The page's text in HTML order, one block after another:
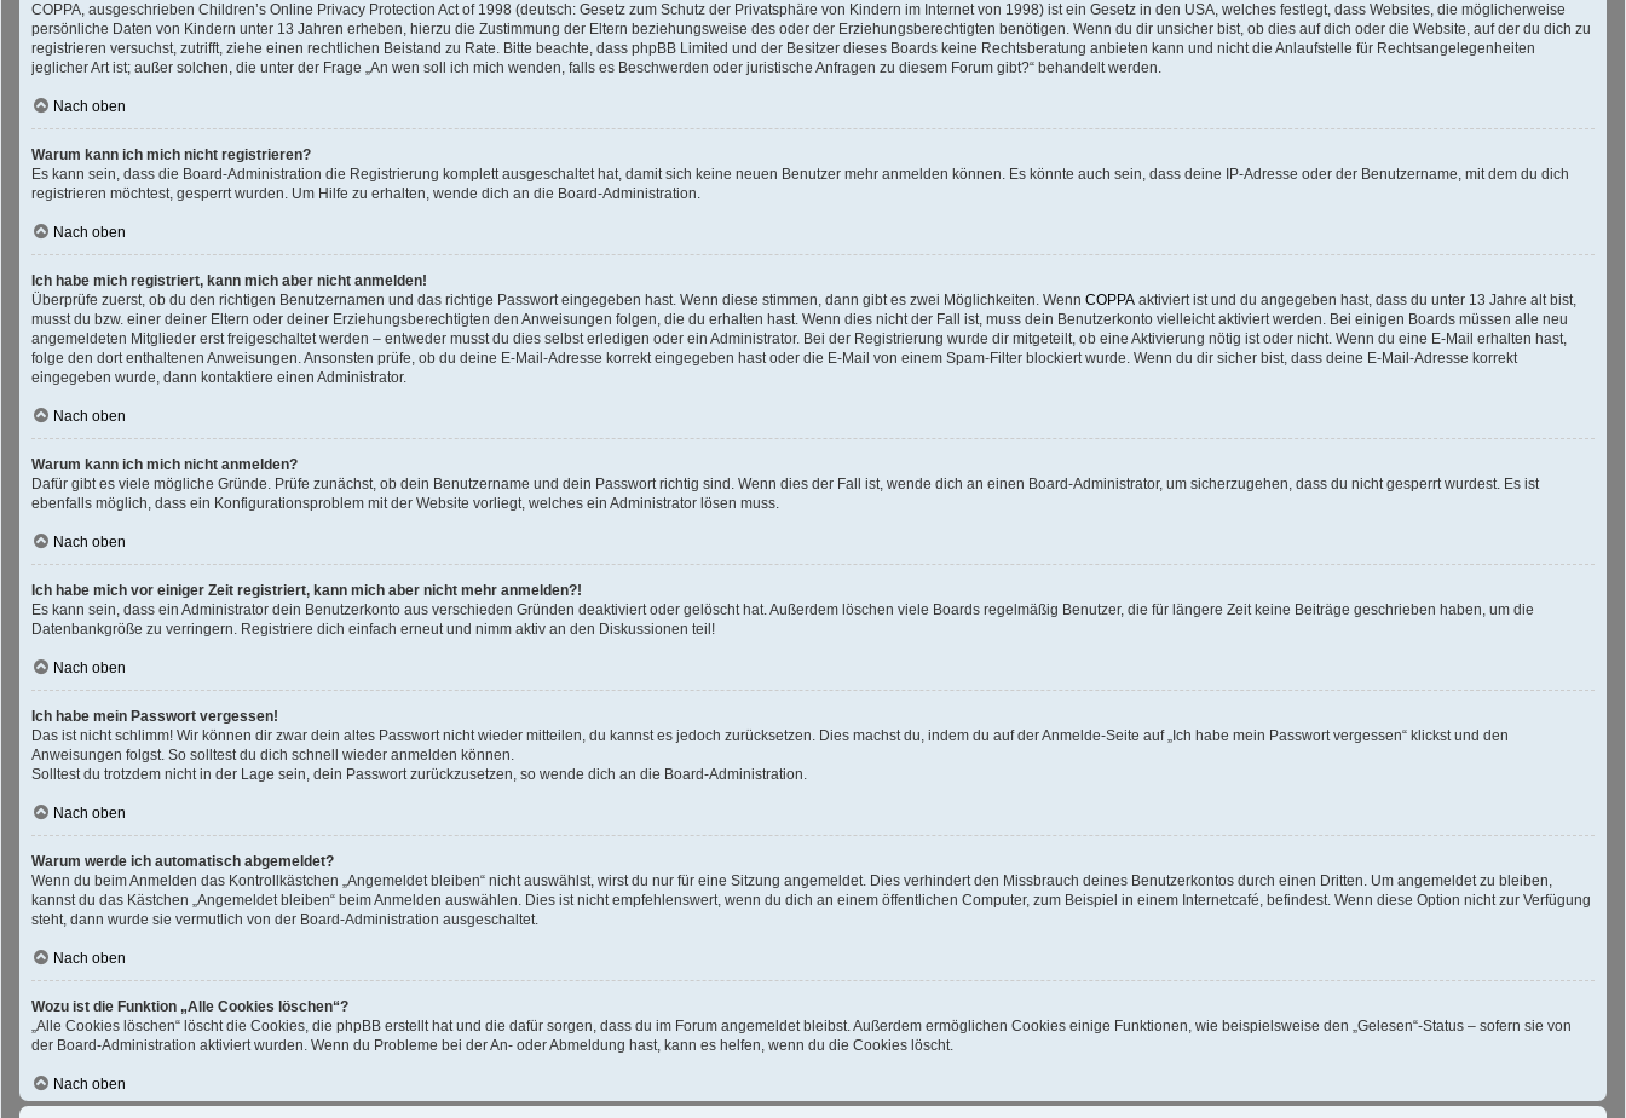
COPPA, ausgeschrieben Children’s Online Privacy Protection Act of 1998 (deutsch: Gesetz zum Schutz der Privatsphäre von Kindern im Internet von 1998) ist ein Gesetz in den USA, welches festlegt, dass Websites, die möglicherweise
persönliche Daten von Kindern unter 13 Jahren erheben, hierzu die Zustimmung der Eltern beziehungsweise des oder der Erziehungsberechtigten benötigen. Wenn du dir unsicher bist, ob dies auf dich oder die Website, auf der du dich zu
registrieren versuchst, zutrifft, ziehe einen rechtlichen Beistand zu Rate. Bitte beachte, dass phpBB Limited und der Besitzer dieses Boards keine Rechtsberatung anbieten kann und nicht die Anlaufstelle für Rechtsangelegenheiten
jeglicher Art ist; außer solchen, die unter der Frage „An wen soll ich mich wenden, falls es Beschwerden oder juristische Anfragen zu diesem Forum gibt?“ behandelt werden.
Nach oben
Warum kann ich mich nicht registrieren?
Es kann sein, dass die Board-Administration die Registrierung komplett ausgeschaltet hat, damit sich keine neuen Benutzer mehr anmelden können. Es könnte auch sein, dass deine IP-Adresse oder der Benutzername, mit dem du dich
registrieren möchtest, gesperrt wurden. Um Hilfe zu erhalten, wende dich an die Board-Administration.
Nach oben
Ich habe mich registriert, kann mich aber nicht anmelden!
Überprüfe zuerst, ob du den richtigen Benutzernamen und das richtige Passwort eingegeben hast. Wenn diese stimmen, dann gibt es zwei Möglichkeiten. Wenn COPPA aktiviert ist und du angegeben hast, dass du unter 13 Jahre alt bist,
musst du bzw. einer deiner Eltern oder deiner Erziehungsberechtigten den Anweisungen folgen, die du erhalten hast. Wenn dies nicht der Fall ist, muss dein Benutzerkonto vielleicht aktiviert werden. Bei einigen Boards müssen alle neu
angemeldeten Mitglieder erst freigeschaltet werden – entweder musst du dies selbst erledigen oder ein Administrator. Bei der Registrierung wurde dir mitgeteilt, ob eine Aktivierung nötig ist oder nicht. Wenn du eine E-Mail erhalten hast,
folge den dort enthaltenen Anweisungen. Ansonsten prüfe, ob du deine E-Mail-Adresse korrekt eingegeben hast oder die E-Mail von einem Spam-Filter blockiert wurde. Wenn du dir sicher bist, dass deine E-Mail-Adresse korrekt
eingegeben wurde, dann kontaktiere einen Administrator.
Nach oben
Warum kann ich mich nicht anmelden?
Dafür gibt es viele mögliche Gründe. Prüfe zunächst, ob dein Benutzername und dein Passwort richtig sind. Wenn dies der Fall ist, wende dich an einen Board-Administrator, um sicherzugehen, dass du nicht gesperrt wurdest. Es ist
ebenfalls möglich, dass ein Konfigurationsproblem mit der Website vorliegt, welches ein Administrator lösen muss.
Nach oben
Ich habe mich vor einiger Zeit registriert, kann mich aber nicht mehr anmelden?!
Es kann sein, dass ein Administrator dein Benutzerkonto aus verschieden Gründen deaktiviert oder gelöscht hat. Außerdem löschen viele Boards regelmäßig Benutzer, die für längere Zeit keine Beiträge geschrieben haben, um die
Datenbankgröße zu verringern. Registriere dich einfach erneut und nimm aktiv an den Diskussionen teil!
Nach oben
Ich habe mein Passwort vergessen!
Das ist nicht schlimm! Wir können dir zwar dein altes Passwort nicht wieder mitteilen, du kannst es jedoch zurücksetzen. Dies machst du, indem du auf der Anmelde-Seite auf „Ich habe mein Passwort vergessen“ klickst und den
Anweisungen folgst. So solltest du dich schnell wieder anmelden können.
Solltest du trotzdem nicht in der Lage sein, dein Passwort zurückzusetzen, so wende dich an die Board-Administration.
Nach oben
Warum werde ich automatisch abgemeldet?
Wenn du beim Anmelden das Kontrollkästchen „Angemeldet bleiben“ nicht auswählst, wirst du nur für eine Sitzung angemeldet. Dies verhindert den Missbrauch deines Benutzerkontos durch einen Dritten. Um angemeldet zu bleiben,
kannst du das Kästchen „Angemeldet bleiben“ beim Anmelden auswählen. Dies ist nicht empfehlenswert, wenn du dich an einem öffentlichen Computer, zum Beispiel in einem Internetcafé, befindest. Wenn diese Option nicht zur Verfügung
steht, dann wurde sie vermutlich von der Board-Administration ausgeschaltet.
Nach oben
Wozu ist die Funktion „Alle Cookies löschen“?
„Alle Cookies löschen“ löscht die Cookies, die phpBB erstellt hat und die dafür sorgen, dass du im Forum angemeldet bleibst. Außerdem ermöglichen Cookies einige Funktionen, wie beispielsweise den „Gelesen“-Status – sofern sie von
der Board-Administration aktiviert wurden. Wenn du Probleme bei der An- oder Abmeldung hast, kann es helfen, wenn du die Cookies löscht.
Nach oben